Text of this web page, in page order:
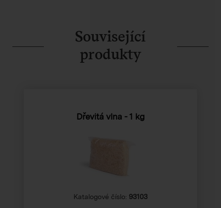
Související
produkty
Dřevitá vlna - 1 kg
Katalogové číslo: 93103